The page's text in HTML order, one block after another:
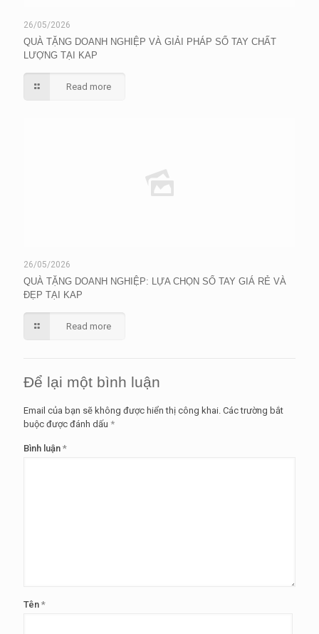
26/05/2026
QUÀ TẶNG DOANH NGHIỆP VÀ GIẢI PHÁP SỔ TAY CHẤT
LƯỢNG TẠI KAP
Read more
26/05/2026
QUÀ TẶNG DOANH NGHIỆP: LỰA CHỌN SỔ TAY GIÁ RẺ VÀ
ĐẸP TẠI KAP
Read more
Để lại một bình luận
Email của bạn sẽ không được hiển thị công khai. Các trường bắt
buộc được đánh dấu *
Bình luận *
Tên *